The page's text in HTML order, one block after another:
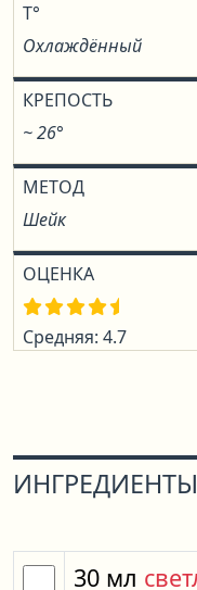
T°
Охлаждённый
КРЕПОСТЬ
~ 26°
МЕТОД
Шейк
ОЦЕНКА
Средняя: 4.7
ИНГРЕДИЕНТЫ
30 мл